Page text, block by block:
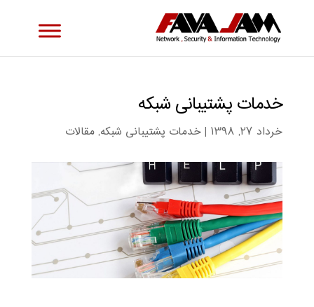
خدمات پشتیبانی شبکه
خرداد ۲۷, ۱۳۹۸ |خدمات پشتیبانی شبکه,مقالات